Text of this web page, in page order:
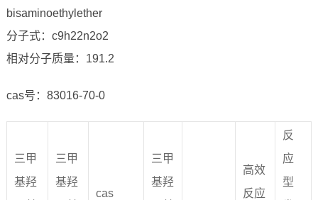
bisaminoethylether
分子式：c9h22n2o2
相对分子质量：191.2
cas号：83016-70-0
三甲
基羟
三甲
基羟
cas
三甲
基羟
高效
反应
反
应
型